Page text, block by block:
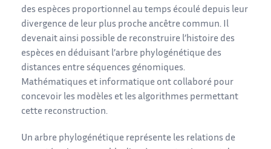
des espèces proportionnel au temps écoulé depuis leur
divergence de leur plus proche ancêtre commun. Il
devenait ainsi possible de reconstruire l’histoire des
espèces en déduisant l’arbre phylogénétique des
distances entre séquences génomiques.
Mathématiques et informatique ont collaboré pour
concevoir les modèles et les algorithmes permettant
cette reconstruction.
Un arbre phylogénétique représente les relations de